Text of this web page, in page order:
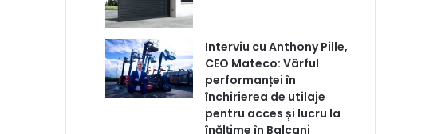
Interviu cu Anthony Pille,
CEO Mateco: Vârful
performanței în
închirierea de utilaje
pentru acces și lucru la
înălțime în Balcani